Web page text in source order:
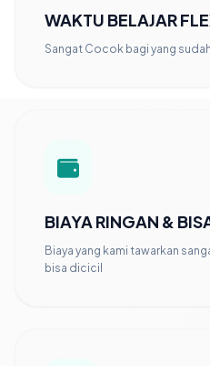
WAKTU BELAJAR
Sangat Cocok bagi yang
BIAYA RINGAN &
Biaya yang kami tawarkan
bisa dicicil